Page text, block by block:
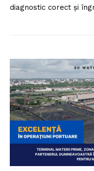
diagnostic corect și